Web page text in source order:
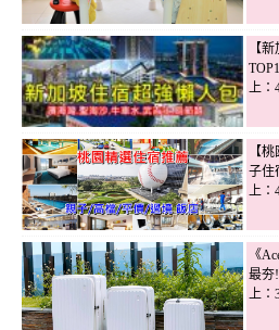
【
上：
【
子住
上：
《
最夯
上：